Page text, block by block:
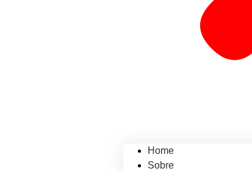
Home
Sobre